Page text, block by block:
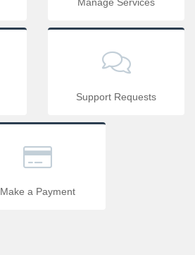
Manage Services
Support Requests
Make a Payment